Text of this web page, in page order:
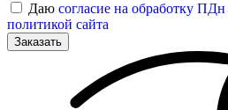
Даю согласие на обработку ПДн
политикой сайта
Заказать